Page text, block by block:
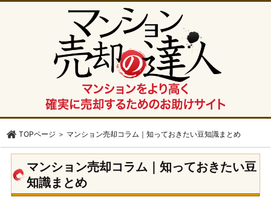
TOPページ ＞ マンション売却コラム｜知っておきたい豆知識まとめ
マンション売却コラム｜知っておきたい豆
知識まとめ